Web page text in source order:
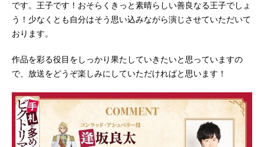
です。王子です！おそらくきっと素晴らしい善良なる王子でしょ
う！少なくとも自分はそう思い込みながら演じさせていただいて
おります。
作品を彩る役目をしっかり果たしていきたいと思っていますの
で、放送をどうぞ楽しみにしていただければと思います！